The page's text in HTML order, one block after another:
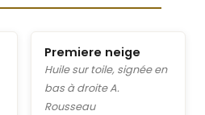
Premiere neige
Huile sur toile, signée en
bas à droite A.
Rousseau